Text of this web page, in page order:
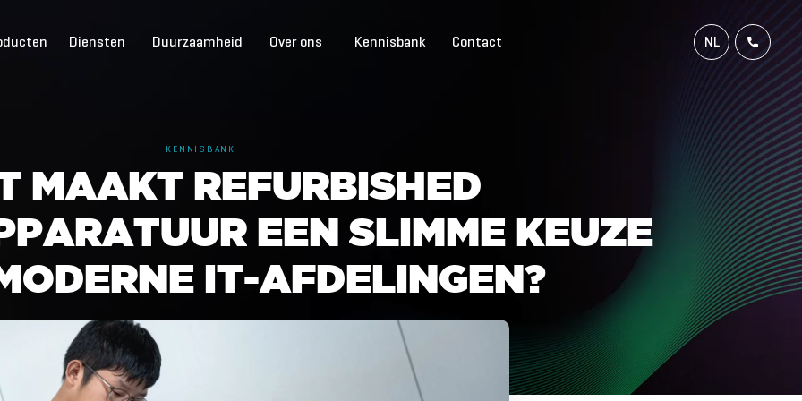
Diensten Duurzaamheid Over ons Kennisbank Contact
NL
DE
KENNISBANK
MAAKT RE FU RB IS H E D
PARATUU R E E N S L M M E KEUZ E
O D ERN E T-AFD ELI N G EN ?